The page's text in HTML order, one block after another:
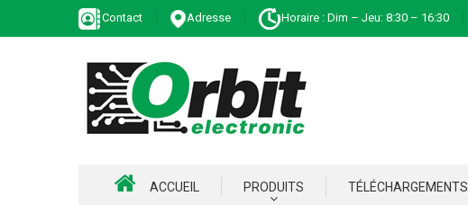
Contact Adresse Horaire : Dim – Jeu: 8:30 – 16:30
ACCUEIL PRODUITS TÉLÉCHARGEMENTS